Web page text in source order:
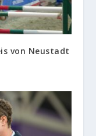
von Neustadt